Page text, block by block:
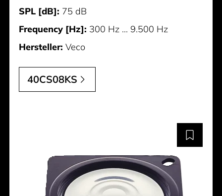
SPL [dB]: 75 dB
Frequency [Hz]: 300 Hz ... 9.500 Hz
Hersteller: Veco
40CS08KS